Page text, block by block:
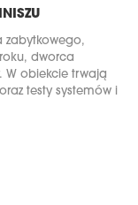
zabytkowego,
dworca
W obiekcie trwają
testy systemów i